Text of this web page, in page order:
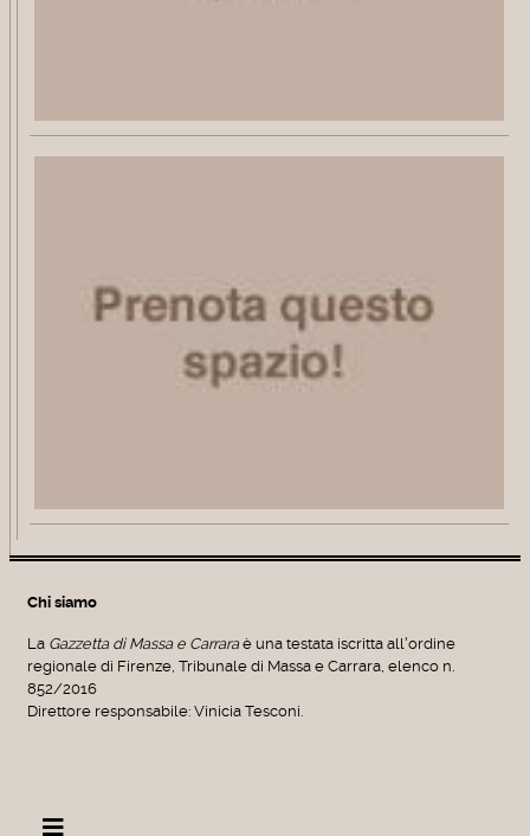
Chi siamo
La Gazzetta di Massa e Carraraè una testata iscritta all'ordine
regionale di Firenze, Tribunale di Massa e Carrara, elenco n.
852/2016
Direttore responsabile: Vinicia Tesconi.